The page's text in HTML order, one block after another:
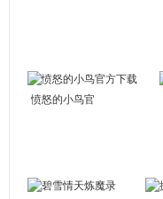
愤怒的小鸟官